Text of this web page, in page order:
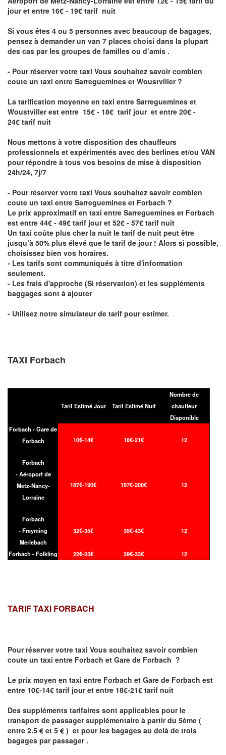
jour et entre 16€ - 19€ tarif nuit
Si vous êtes 4 ou 5 personnes avec beaucoup de bagages,
pensez à demander un van 7 places choisi dans la plupart
des cas par les groupes de familles ou d’amis .
- Pour réserver votre taxi Vous souhaitez savoircombien
coute un taxi entre Sarreguemines et Woustviller ?
La tarification moyenne en taxi entre Sarreguemines et
Woustviller est entre 15€ - 18€ tarif jour et entre 20€ -
24€ tarif nuit
Nous mettons à votre disposition des chauffeurs
professionnels et expérimentés avec des berlines et/ou VAN
pour répondre à tous vos besoins de mise à disposition
24h/24, 7j/7
- Pour réserver votre taxi Vous souhaitez savoircombien
coute un taxi entre Sarreguemines et Forbach ?
Le prix approximatif en taxi entre Sarreguemines et Forbach
est entre 44€ - 49€ tarif jour et 52€ - 57€ tarif nuit
Un taxi coûte plus cher la nuit le tarif de nuit peut être
jusqu’à 50% plus élevé que le tarif de jour ! Alors si possible,
choisissez bien vos horaires.
- Les tarifs sont communiqués à titre d'information
seulement.
- Les frais d'approche (Si réservation) et les suppléments
baggages sont à ajouter
- Utilisez notre simulateur de tarif pour estimer.
TAXI Forbach
Tarif Estimé Jour Tarif Estimé Nuit
Nombre de
chauffeur
Disponible
Forbach - Gare de
Forbach
10€-14€ 18€-21€ 12
Forbach
- Aéroport de
Metz-Nancy-
Lorraine
187€-190€ 197€-200€ 12
Forbach
- Freyming
Merlebach
32€-35€ 39€-43€ 12
Forbach - Folkling 22€-25€ 29€-33€ 12
TARIF TAXI FORBACH
Pour réserver votre taxi Vous souhaitez savoircombien
coute un taxi entre Forbach et Gare de Forbach ?
Le prix moyen en taxi entre Forbach et Gare de Forbach est
entre 10€-14€ tarif jour et entre 18€-21€ tarif nuit
Des suppléments tarifaires sont applicables pour le
transport de passager supplémentaire à partir du 5ème (
entre 2.5 € et 5 € ) et pour les bagages au delà de trois
bagages par passager .